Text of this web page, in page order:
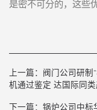
是密不可分的，这些
上一篇： 阀门公司研制
机通过鉴定 达国际同
下一篇： 锅炉公司中标